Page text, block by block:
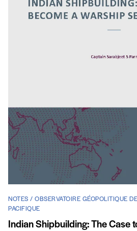
NOTES / OBSERVATOIRE GÉOPOLITIQUE
PACIFIQUE
Indian Shipbuilding: The Case